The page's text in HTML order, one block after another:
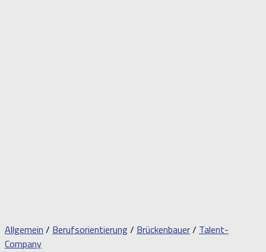
Allgemein / Berufsorientierung/ Brückenbauer/ Talent-
Company